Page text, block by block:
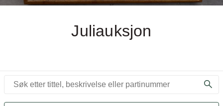
Juliauksjon